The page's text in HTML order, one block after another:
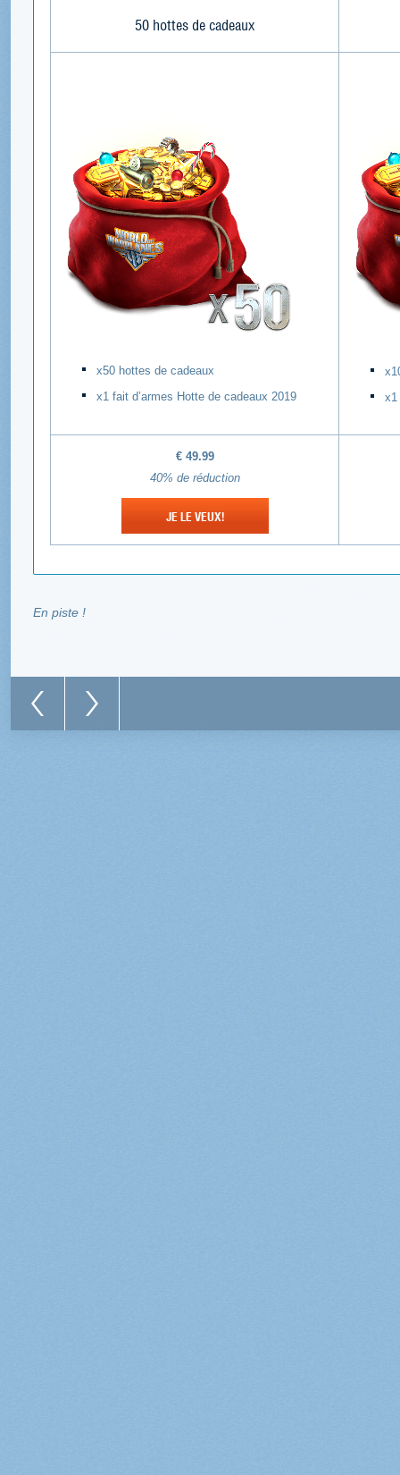
50 hottes de cadeaux
х50 hottes de cadeaux
х1 fait d’armes Hotte de cadeaux 2019
х1
€49.99
40% de réduction
JE LE VEUX!
En piste !